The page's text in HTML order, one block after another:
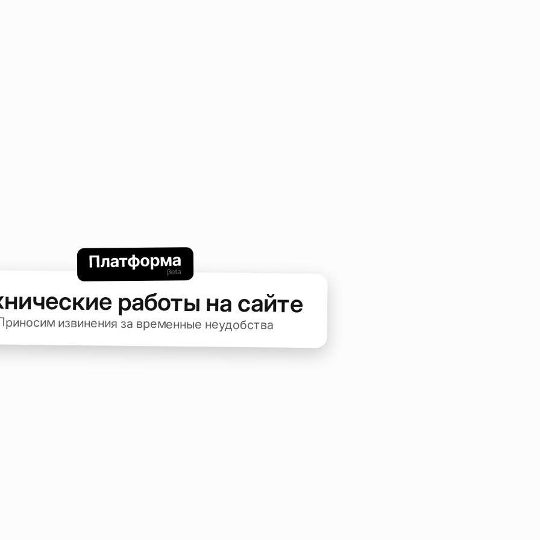
работы на сайте
извинения за временные неудобства